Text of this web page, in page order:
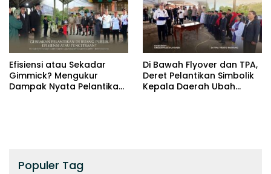
Efisiensi atau Sekadar
Gimmick? Mengukur
Dampak Nyata Pelantikan
Di Bawah Flyover dan TPA,
Deret Pelantikan Simbolik
Kepala Daerah Ubah
Populer Tag